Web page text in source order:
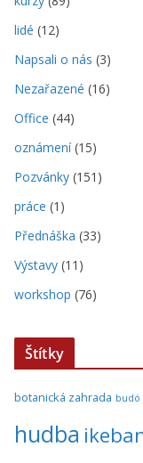
lidé (12)
Napsali o nás (3)
Nezařazené (16)
Office (44)
oznámení(15)
Pozvánky (151)
práce (1)
Přednáška (33)
Výstavy (11)
workshop (76)
Štítky
botanická zahrada budó
hudba